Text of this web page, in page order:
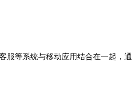
服等系统与移动应用结合在一起，通